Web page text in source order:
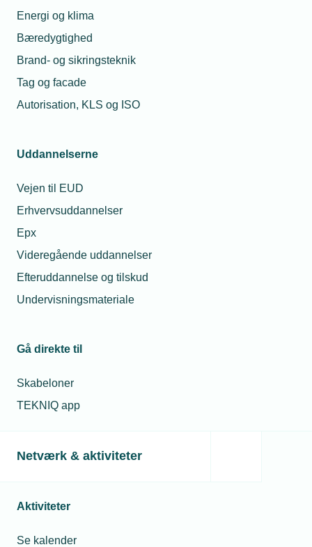
Energi og klima
Bæredygtighed
Brand- og sikringsteknik
Tag og facade
Autorisation, KLS og ISO
Uddannelserne
Vejen til EUD
Erhvervsuddannelser
Epx
Videregående uddannelser
Efteruddannelse og tilskud
Undervisningsmateriale
Gå direkte til
Skabeloner
TEKNIQ app
Netværk & aktiviteter
Aktiviteter
Se kalender